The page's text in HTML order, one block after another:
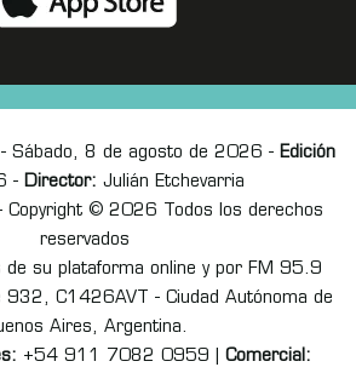
Sábado, 8 de agosto de 2026 - Edición
- Director: Julián Etchevarria
Copyright © 2026 Todos los derechos
reservados
de su plataforma online y por FM 95.9
932, C1426AVT - Ciudad Autónoma de
Aires, Argentina.
+54 911 7082 0959 | Comercial: